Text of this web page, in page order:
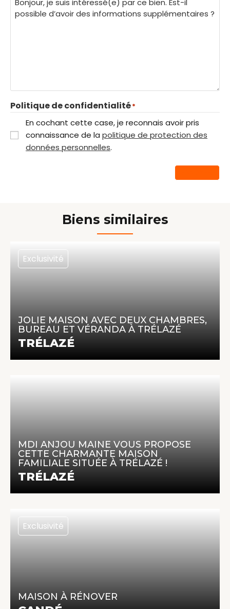
Politique de confidentialité*
En cochant cette case, je reconnais avoir pris
connaissance de la politique de protection des
données personnelles.
Biens similaires
Exclusivité
JOLIE MAISON AVEC DEUX CHAMBRES,
BUREAU ET VÉRANDA À TRÉLAZÉ
TRÉLAZÉ
En savoir +
MDI ANJOU MAINE VOUS PROPOSE
CETTE CHARMANTE MAISON
FAMILIALE SITUÉE À TRÉLAZÉ !
TRÉLAZÉ
85.45 m² | 4 pièces | 3 chambres
En savoir +
Exclusivité
MAISON À RÉNOVER
En savoir +